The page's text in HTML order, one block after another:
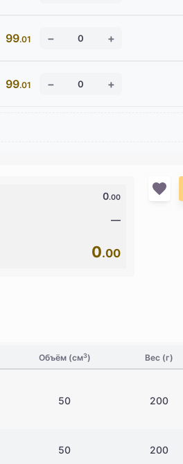
99.01
99.01
0.00
—
0.00
Объём (см3) Вес (г)
50 200
50 200